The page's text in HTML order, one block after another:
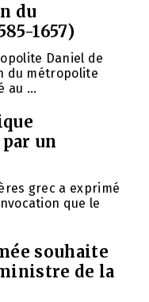
du
1657)
Daniel de
du métropolite
au ...
un
grec a exprimé
que le
souhaite
de la